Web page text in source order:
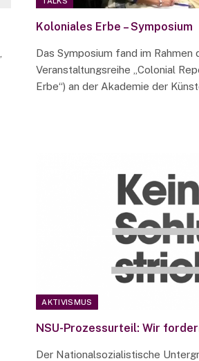
Koloniales Erbe – Symposium
Das Symposium fand im Rahmen
Veranstaltungsreihe „Colonial
Erbe“) an der Akademie der
AKTIVISMUS
NSU-Prozessurteil: Wir
Der Nationalsozialistische